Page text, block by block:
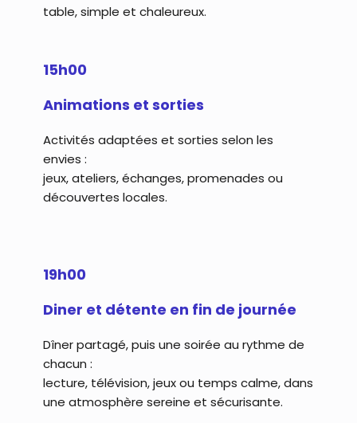
table, simple et chaleureux.
15h00
Animations et sorties
Activités adaptées et sorties selon les
envies :
jeux, ateliers, échanges, promenades ou
découvertes locales.
19h00
Diner et détente en fin de journée
Dîner partagé, puis une soirée au rythme de
chacun :
lecture, télévision, jeux ou temps calme, dans
une atmosphère sereine et sécurisante.